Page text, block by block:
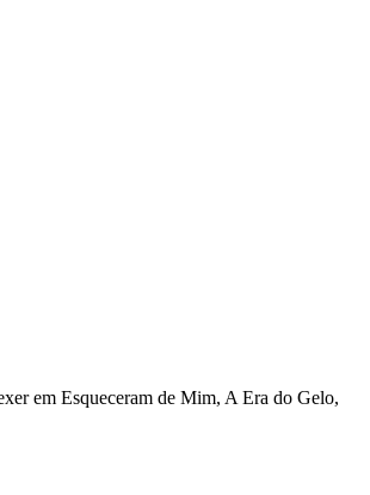
em Esqueceram de Mim, A Era do Gelo,